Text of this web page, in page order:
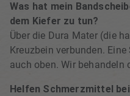
Was hat mein
dem Kiefer zu tun?
Über die Dura Mater (die
Kreuzbein verbunden.
auch oben. Wir behandeln
Helfen Schmerzmittel bei